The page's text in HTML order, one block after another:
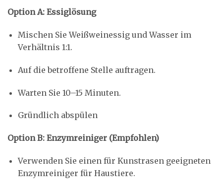
Option A: Essiglösung
Mischen Sie Weißweinessig und Wasser im
Verhältnis 1:1.
Auf die betroffene Stelle auftragen.
Warten Sie 10–15 Minuten.
Gründlich abspülen
Option B: Enzymreiniger (Empfohlen)
Verwenden Sie einen für Kunstrasen geeigneten
Enzymreiniger für Haustiere.